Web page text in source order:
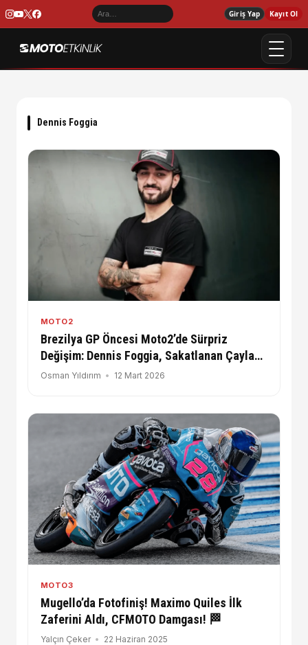
Giriş Yap Kayıt Ol
Dennis Foggia
MOTO2
Brezilya GP Öncesi Moto2’de Sürpriz
Değişim: Dennis Foggia, Sakatlanan Çaylak
Luca Lunetta’nın Yerine Geliyor!
Osman Yıldırım 12 Mart 2026
MOTO3
Mugello’da Fotofiniş! Maximo Quiles İlk
Zaferini Aldı, CFMOTO Damgası! 🏁
Yalçın Çeker 22 Haziran 2025